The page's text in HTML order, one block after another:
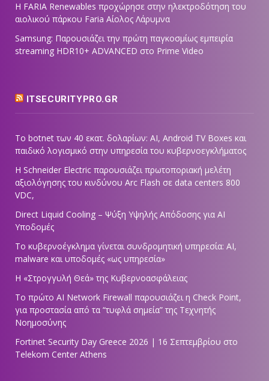
Η FARIA Renewables προχώρησε στην ηλεκτροδότηση του
αιολικού πάρκου Faria Αίολος Λάρυμνα
Samsung: Παρουσιάζει την πρώτη παγκοσμίως εμπειρία
streaming HDR10+ ADVANCED στο Prime Video
ITSECURITYPRO.GR
Το botnet των 40 εκατ. δολαρίων: AI, Android TV Boxes και
παιδικό λογισμικό στην υπηρεσία του κυβερνοεγκλήματος
Η Schneider Electric παρουσιάζει πρωτοποριακή μελέτη
αξιολόγησης του κινδύνου Arc Flash σε data centers 800
VDC,
Direct Liquid Cooling – Ψύξη Υψηλής Απόδοσης για AI
Υποδομές
Το κυβερνοέγκλημα γίνεται συνδρομητική υπηρεσία: AI,
malware και υποδομές «ως υπηρεσία»
Η «Στρογγυλή Θεά» της Κυβερνοασφάλειας
Tο πρώτο AI Network Firewall παρουσιάζει η Check Point,
για προστασία από τα “τυφλά σημεία” της Τεχνητής
Νοημοσύνης
Fortinet Security Day Greece 2026 | 16 Σεπτεμβρίου στο
Telekom Center Athens